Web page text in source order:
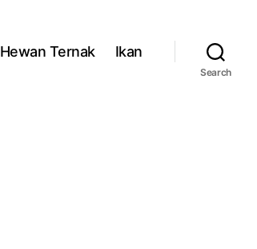
Hewan Ternak Ikan
Search